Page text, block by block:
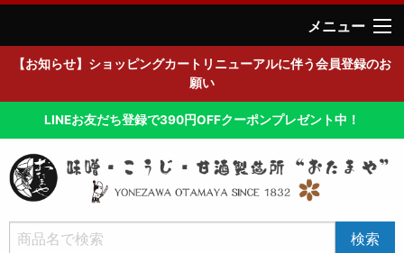
メニュー
【お知らせ】ショッピングカートリニューアルに伴う会員登録のお
願い
LINEお友だち登録で390円OFFクーポンプレゼント中！